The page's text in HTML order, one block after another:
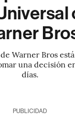
Warner Bros
una decisión
días.
PUBLICIDAD